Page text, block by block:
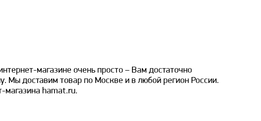
магазине очень просто – Вам достаточно
Мы доставим товар по Москве и в любой регион России.
магазина hamat.ru.